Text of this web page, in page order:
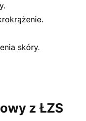
skóry.
z ŁZS